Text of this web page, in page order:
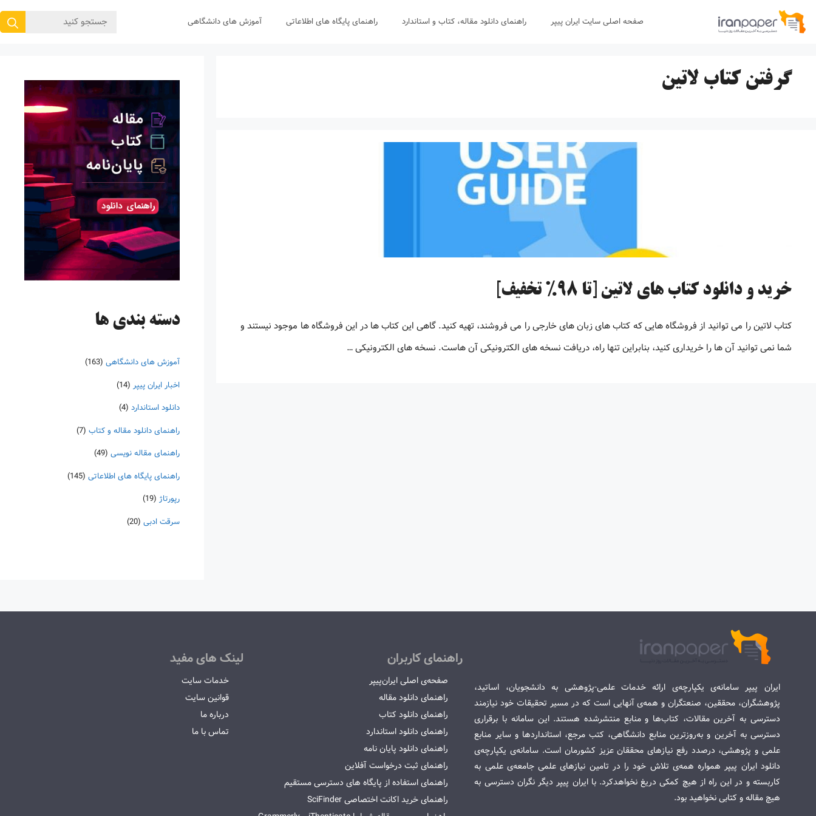
پرش
صفحه اصلی سایت ایران پیپر راهنمای دانلود مقاله، کتاب و استاندارد راهنمای پایگاه های اطلاعاتی آموزش های دانشگاهی
جستجوی
گرفتن کتاب لاتین
خرید و دانلود کتاب های لاتین [تا 98% تخفیف]
کتاب لاتین را می توانید از فروشگاه هایی که کتاب های زبان های خارجی را می فروشند، تهیه کنید. گاهی این کتاب ها در این فروشگاه ها موجود نیستند و
شما نمی توانید آن ها را خریداری کنید، بنابراین تنها راه، دریافت نسخه های الکترونیکی آن هاست. نسخه های الکترونیکی …
دسته‌ بندی ها
آموزش های دانشگاهی (163)
اخبار ایران پیپر (14)
دانلود استاندارد (4)
راهنمای دانلود مقاله و کتاب (7)
راهنمای مقاله نویسی (49)
راهنمای پایگاه های اطلاعاتی (145)
رپورتاژ (19)
سرقت ادبی (20)
ایران پیپر سامانه‌ی یکپارچه‌ی ارائه خدمات علمی-پژوهشی به دانشجویان، اساتید،
پژوهشگران، محققین، صنعتگران و همه‌ی آنهایی است که در مسیر تحقیقات خود نیازمند
دسترسی به آخرین مقالات، کتاب‌ها و منابع منتشرشده هستند. این سامانه با برقراری
دسترسی به آخرین و به‌روزترین منابع دانشگاهی، کتب مرجع، استانداردها و سایر منابع
علمی و پژوهشی، درصدد رفع نیازهای محققان عزیز کشورمان است. سامانه‌ی یکپارچه‌ی
دانلود ایران پیپر همواره همه‌ی تلاش خود را در تامین نیازهای علمی جامعه‌ی علمی به
کاربسته و در این راه از هیچ کمکی دریغ نخواهدکرد. با ایران پیپر دیگر نگران دسترسی به
هیچ مقاله و کتابی نخواهید بود.
راهنمای کاربران
صفحه‌ی اصلی ایران‌پیپر
راهنمای دانلود مقاله
راهنمای دانلود کتاب
راهنمای دانلود استاندارد
راهنمای دانلود پایان نامه
راهنمای ثبت درخواست آفلاین
راهنمای استفاده از پایگاه های دسترسی مستقیم
راهنمای خرید اکانت اختصاصی SciFinder
لینک های مفید
خدمات سایت
قوانین سایت
درباره ما
تماس با ما